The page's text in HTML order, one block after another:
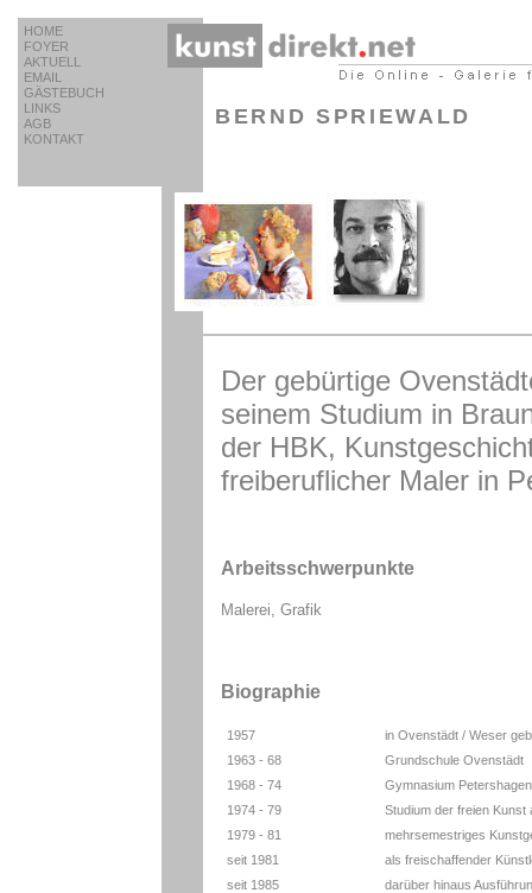
HOME
FOYER
AKTUELL
EMAIL
GÄSTEBUCH
LINKS
AGB
KONTAKT
BERND SPRIEWALD
Der gebürtige
seinem Studium in
der HBK,
freiberuflicher Maler in
Arbeitsschwerpunkte
Malerei, Grafik
Biographie
1957
in Ovenstädt / Weser
1963 - 68
Grundschule Ovenstädt
1968 - 74
Gymnasium Petershagen
1974 - 79
Studium der freien Kunst
1979 - 81
mehrsemestriges
seit 1981
als freischaffender
seit 1985
darüber hinaus